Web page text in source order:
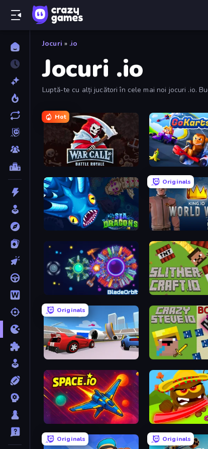
Jocuri » .io
Jocuri .io
Luptă-te cu alți jucători în cele mai noi jocuri .io.
Hot
WarCall.io GoKarts.io
SeaDragons.io
Originals
King.io World War
BladeOrbit.io SlitherCraft.io
Originals
DashCraft.io CrazySteve.io
Space.io Chompers.io
Originals Originals